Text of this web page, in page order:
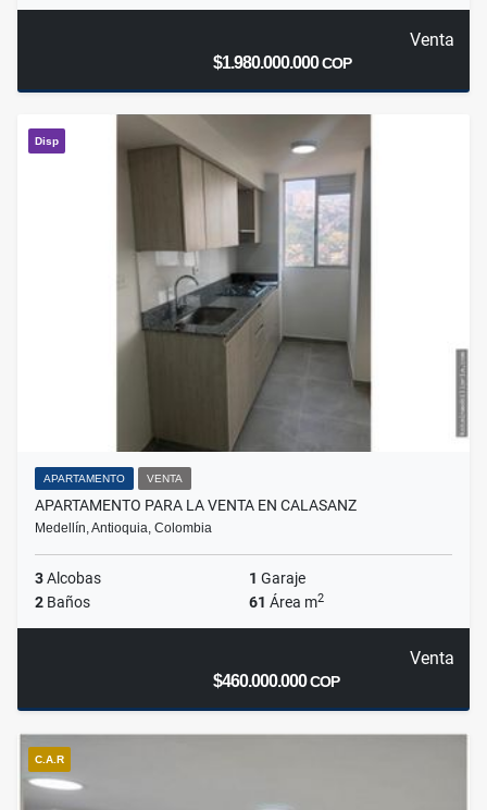
Venta
$1.980.000.000COP
Disp
APARTAMENTO VENTA
APARTAMENTO PARA LA VENTA EN CALASANZ
Medellín, Antioquia, Colombia
3Alcobas 1 Garaje
2 Baños 61 Área m2
Venta
$460.000.000COP
C.A.R